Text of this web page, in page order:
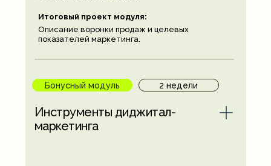
Итоговый проект модуля:
Описание воронки продаж и целевых
показателей маркетинга.
Бонусный модуль
Инструменты диджитал-
маркетинга
2 недели